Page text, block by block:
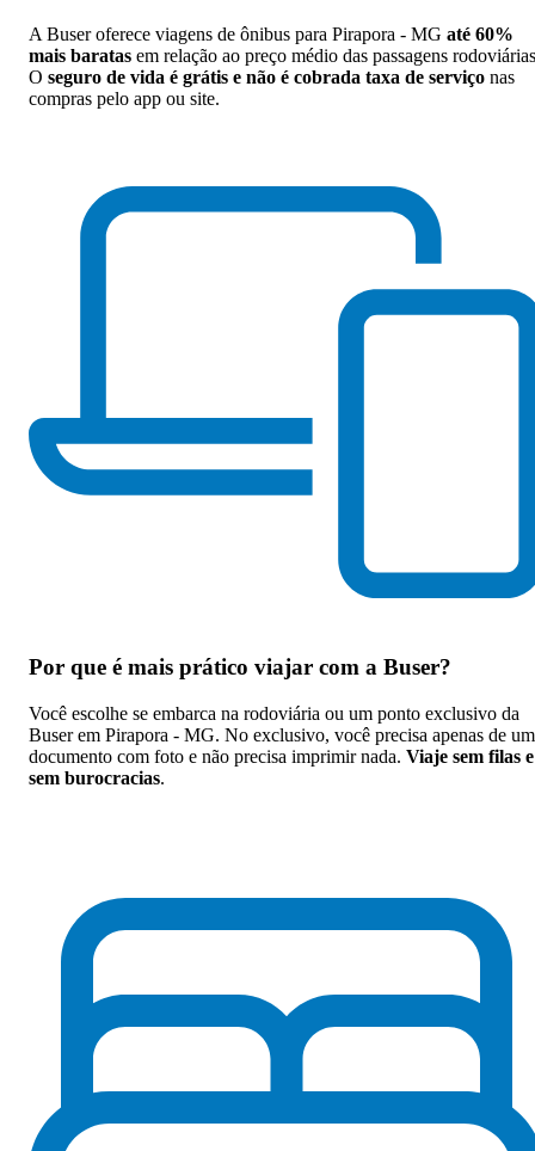
A Buser oferece viagens de ônibus para Pirapora - MG até 60%
mais baratas em relação ao preço médio das passagens
O seguro de vida é grátis e não é cobrada taxa de serviço nas
compras pelo app ou site.
Por que é mais prático viajar com a Buser?
Você escolhe se embarca na rodoviária ou um ponto exclusivo da
Buser em Pirapora - MG. No exclusivo, você precisa apenas de um
documento com foto e não precisa imprimir nada. Viaje sem filas e
sem burocracias.